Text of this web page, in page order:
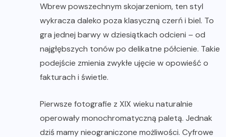
Wbrew powszechnym skojarzeniom, ten styl
wykracza daleko poza klasyczną czerń i biel. To
gra jednej barwy w dziesiątkach odcieni – od
najgłębszych tonów po delikatne półcienie. Takie
podejście zmienia zwykłe ujęcie w opowieść o
fakturach i świetle.
Pierwsze fotografie z XIX wieku naturalnie
operowały monochromatyczną paletą. Jednak
dziś mamy nieograniczone możliwości. Cyfrowe